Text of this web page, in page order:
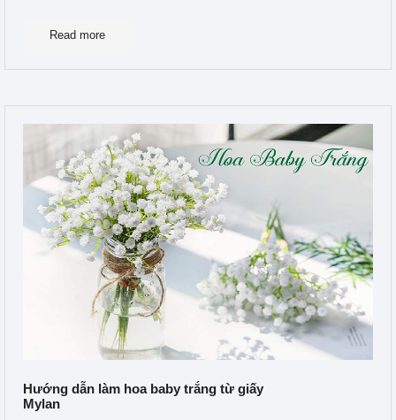
Read more
Hướng dẫn làm hoa baby trắng từ giấy
Mylan